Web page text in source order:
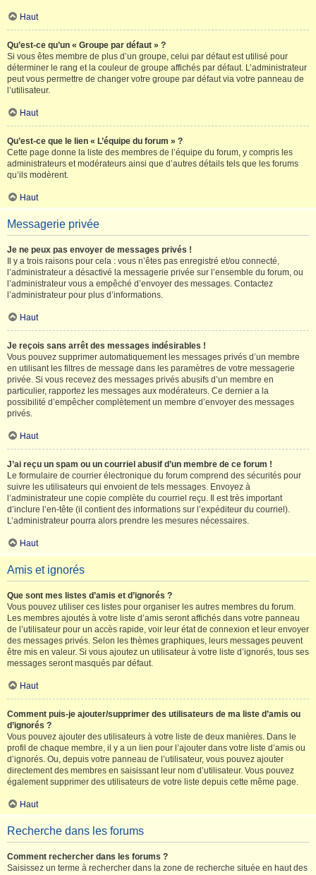
Haut
Qu’est-ce qu’un « Groupe par défaut » ?
Si vous êtes membre de plus d’un groupe, celui par défaut est utilisé pour
déterminer le rang et la couleur de groupe affichés par défaut. L’administrateur
peut vous permettre de changer votre groupe par défaut via votre panneau de
l’utilisateur.
Haut
Qu’est-ce que le lien « L’équipe du forum » ?
Cette page donne la liste des membres de l’équipe du forum, y compris les
administrateurs et modérateurs ainsi que d’autres détails tels que les forums
qu’ils modèrent.
Haut
Messagerie privée
Je ne peux pas envoyer de messages privés !
Il y a trois raisons pour cela : vous n’êtes pas enregistré et/ou connecté,
l’administrateur a désactivé la messagerie privée sur l’ensemble du forum, ou
l’administrateur vous a empêché d’envoyer des messages. Contactez
l’administrateur pour plus d’informations.
Haut
Je reçois sans arrêt des messages indésirables !
Vous pouvez supprimer automatiquement les messages privés d’un membre
en utilisant les filtres de message dans les paramètres de votre messagerie
privée. Si vous recevez des messages privés abusifs d’un membre en
particulier, rapportez les messages aux modérateurs. Ce dernier a la
possibilité d’empêcher complètement un membre d’envoyer des messages
privés.
Haut
J’ai reçu un spam ou un courriel abusif d’un membre de ce forum !
Le formulaire de courrier électronique du forum comprend des sécurités pour
suivre les utilisateurs qui envoient de tels messages. Envoyez à
l’administrateur une copie complète du courriel reçu. Il est très important
d’inclure l’en-tête (il contient des informations sur l’expéditeur du courriel).
L’administrateur pourra alors prendre les mesures nécessaires.
Haut
Amis et ignorés
Que sont mes listes d’amis et d’ignorés ?
Vous pouvez utiliser ces listes pour organiser les autres membres du forum.
Les membres ajoutés à votre liste d’amis seront affichés dans votre panneau
de l’utilisateur pour un accès rapide, voir leur état de connexion et leur envoyer
des messages privés. Selon les thèmes graphiques, leurs messages peuvent
être mis en valeur. Si vous ajoutez un utilisateur à votre liste d’ignorés, tous ses
messages seront masqués par défaut.
Haut
Comment puis-je ajouter/supprimer des utilisateurs de ma liste d’amis ou
d’ignorés ?
Vous pouvez ajouter des utilisateurs à votre liste de deux manières. Dans le
profil de chaque membre, il y a un lien pour l’ajouter dans votre liste d’amis ou
d’ignorés. Ou, depuis votre panneau de l’utilisateur, vous pouvez ajouter
directement des membres en saisissant leur nom d’utilisateur. Vous pouvez
également supprimer des utilisateurs de votre liste depuis cette même page.
Haut
Recherche dans les forums
Comment rechercher dans les forums ?
Saisissez un terme à rechercher dans la zone de recherche située en haut des